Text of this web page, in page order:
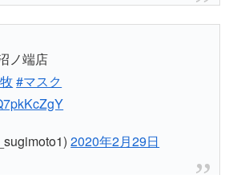
ノ端店
#マスク
2020年2月29日